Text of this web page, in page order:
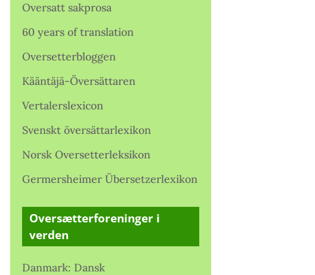
Oversatt sakprosa
60 years of translation
Oversetterbloggen
Kääntäjä-Översättaren
Vertalerslexicon
Svenskt översättarlexikon
Norsk Oversetterleksikon
Germersheimer Übersetzerlexikon
Oversætterforeninger i
verden
Danmark: Dansk